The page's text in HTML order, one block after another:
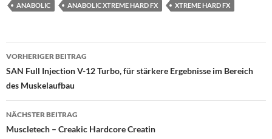
ANABOLIC ANABOLIC XTREME HARD FX XTREME HARD FX
Beitragsnavigation
VORHERIGER BEITRAG
SAN Full Injection V-12 Turbo, für stärkere Ergebnisse im Bereich
des Muskelaufbau
NÄCHSTER BEITRAG
Muscletech – Creakic Hardcore Creatin